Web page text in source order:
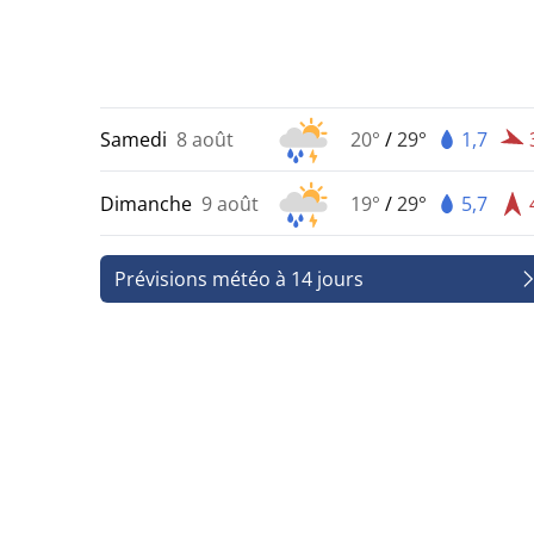
Samedi 8 août 20° /29° 1,7
Dimanche 9 août 19° /29° 5,7
Prévisions météo à 14 jours